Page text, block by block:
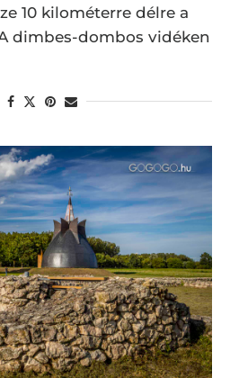
10 kilométerre délre a
dimbes-dombos vidéken